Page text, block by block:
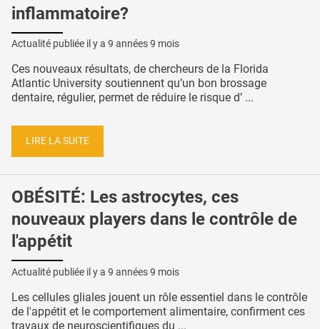
inflammatoire?
Actualité publiée il y a 9 années 9 mois
Ces nouveaux résultats, de chercheurs de la Florida
Atlantic University soutiennent qu’un bon brossage
dentaire, régulier, permet de réduire le risque d’ ...
LIRE LA SUITE
OBÉSITÉ: Les astrocytes, ces
nouveaux players dans le contrôle de
l'appétit
Actualité publiée il y a 9 années 9 mois
Les cellules gliales jouent un rôle essentiel dans le contrôle
de l'appétit et le comportement alimentaire, confirment ces
travaux de neuroscientifiques du ...